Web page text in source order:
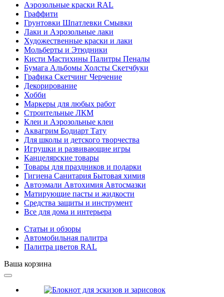
Аэрозольные краски RAL
Граффити
Грунтовки Шпатлевки Смывки
Лаки и Аэрозольные лаки
Художественные краски и лаки
Мольберты и Этюдники
Кисти Мастихины Палитры Пеналы
Бумага Альбомы Холсты Скетчбуки
Графика Скетчинг Черчение
Декорирование
Хобби
Маркеры для любых работ
Строительные ЛКМ
Клеи и Аэрозольные клеи
Аквагрим Бодиарт Тату
Для школы и детского творчества
Игрушки и развивающие игры
Канцелярские товары
Товары для праздников и подарки
Гигиена Санитария Бытовая химия
Автоэмали Автохимия Автосмазки
Матирующие пасты и жидкости
Средства защиты и инструмент
Все для дома и интерьера
Статьи и обзоры
Автомобильная палитра
Палитра цветов RAL
Ваша корзина